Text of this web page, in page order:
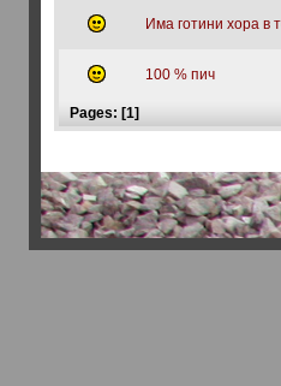
Има готини хора в
100 % пич
Pages: [1]